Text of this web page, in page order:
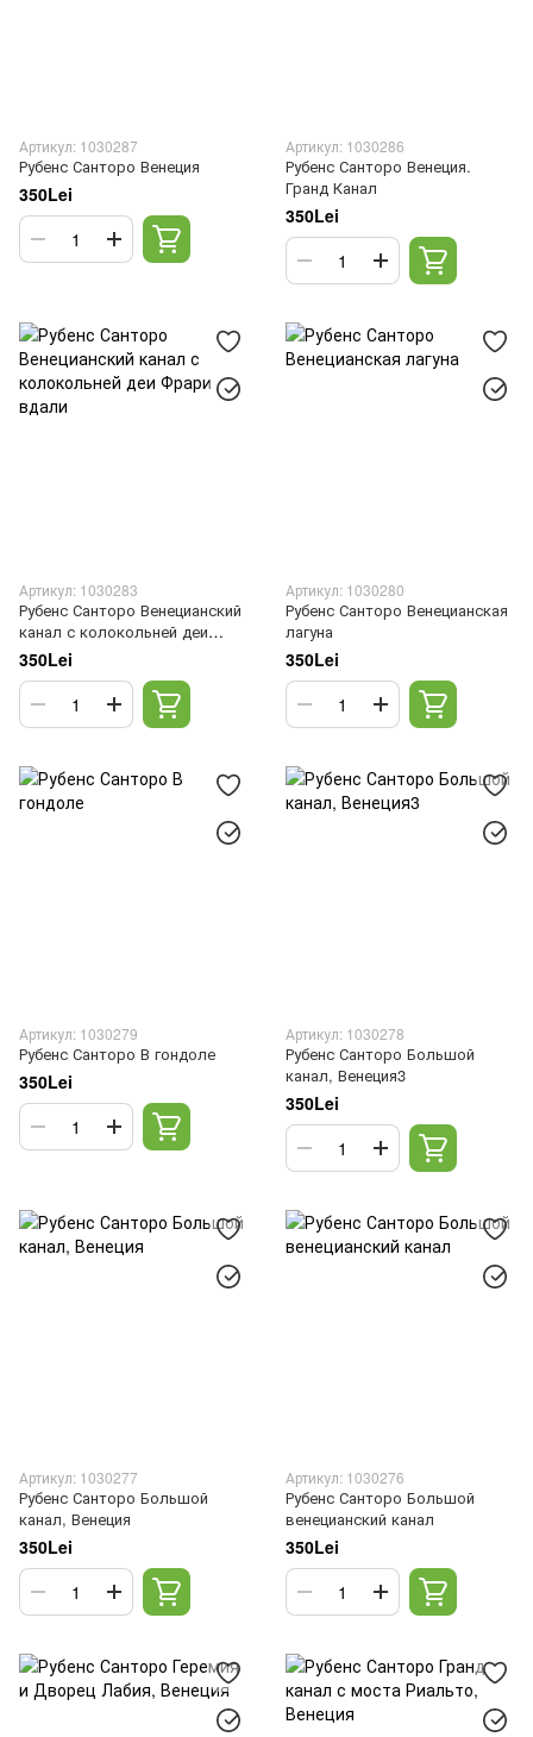
Артикул: 1030287
Рубенс Санторо Венеция
350Lei
Артикул: 1030286
Рубенс Санторо Венеция.
Гранд Канал
350Lei
Артикул: 1030283
Рубенс Санторо Венецианский
канал с колокольней деи
Фрари вдали
350Lei
Артикул: 1030280
Рубенс Санторо Венецианская
лагуна
350Lei
Артикул: 1030279
Рубенс Санторо В гондоле
350Lei
Артикул: 1030278
Рубенс Санторо Большой
канал, Венеция3
350Lei
Артикул: 1030277
Рубенс Санторо Большой
канал, Венеция
350Lei
Артикул: 1030276
Рубенс Санторо Большой
венецианский канал
350Lei